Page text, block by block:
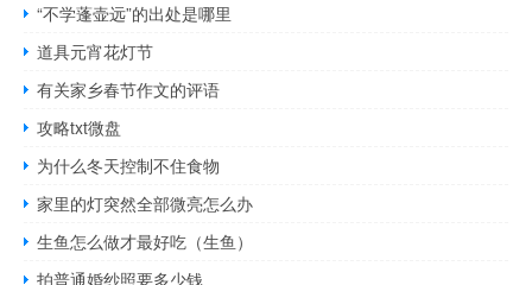
“不学蓬壶远”的出处是哪里
道具元宵花灯节
有关家乡春节作文的评语
攻略txt微盘
为什么冬天控制不住食物
家里的灯突然全部微亮怎么办
生鱼怎么做才最好吃（生鱼）
拍普通婚纱照要多少钱